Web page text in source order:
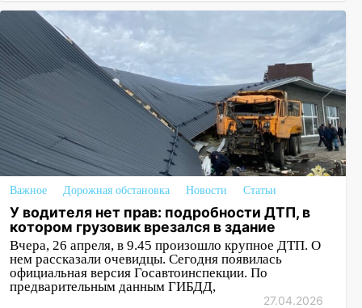
Важное Дорожная обстановка Новости Статьи
У водителя нет прав: подробности ДТП, в
котором грузовик врезался в здание
Вчера, 26 апреля, в 9.45 произошло крупное ДТП. О
нем рассказали очевидцы. Сегодня появилась
официальная версия Госавтоинспекции. По
предварительным данным ГИБДД,
27.04.2026